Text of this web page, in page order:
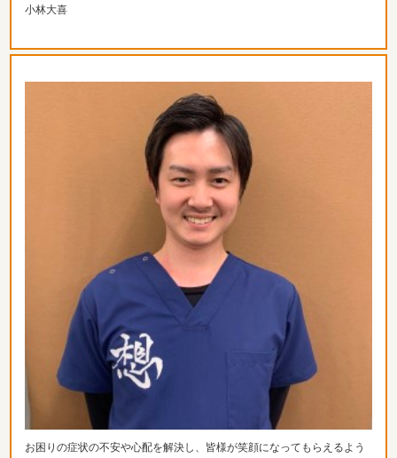
小林大喜
お困りの症状の不安や心配を解決し、 皆様が笑顔になってもらえるよう